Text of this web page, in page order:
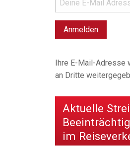
Ihre E-Mail-Adresse
an Dritte
Aktuelle
im